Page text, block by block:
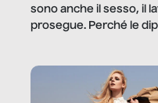
sono anche il sesso, il
prosegue. Perché le
trae un guadagno. In
quale e come.